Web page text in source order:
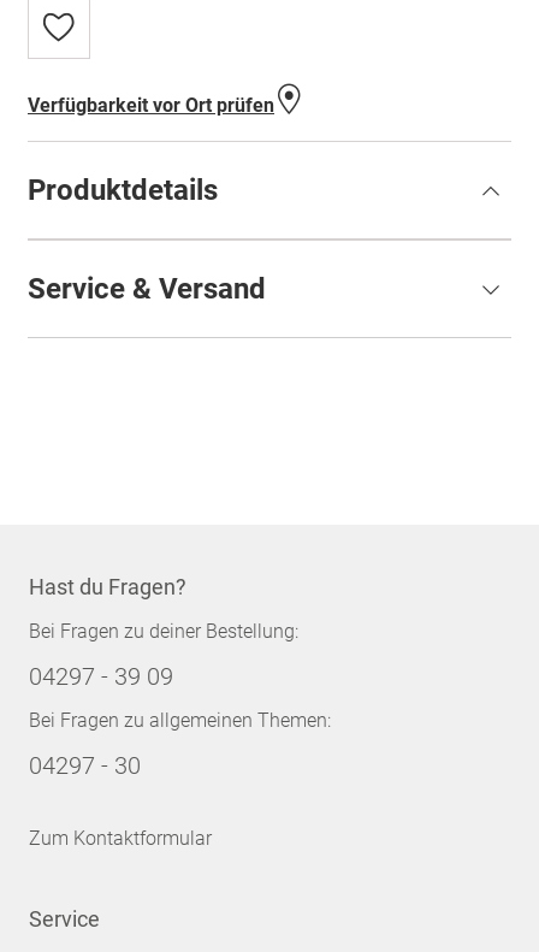
Zur
Wunschliste
Verfügbarkeit vor Ort prüfen
Produktdetails
Service & Versand
Hast du Fragen?
Bei Fragen zu deiner Bestellung:
04297 - 39 09
Bei Fragen zu allgemeinen Themen:
04297 - 30
Zum Kontaktformular
Service